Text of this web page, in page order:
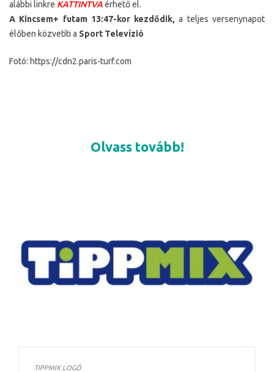
alábbi linkre KATTINTVAérhető el.
A Kincsem+ futam 13:47-kor kezdődik,a teljes versenynapot
élőben közvetíti a Sport Televízió
Fotó: https://cdn2.paris-turf.com
Olvass tovább!
TIPPMIX LOGÓ